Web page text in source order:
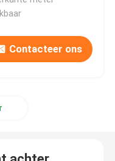
Contacteer ons